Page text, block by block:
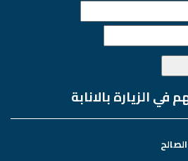
الزيارة بالانابة